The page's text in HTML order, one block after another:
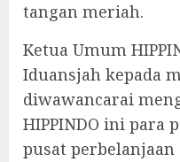
tangan meriah.
Ketua Umum
Iduansjah kepada
diwawancarai
HIPPINDO ini para
pusat